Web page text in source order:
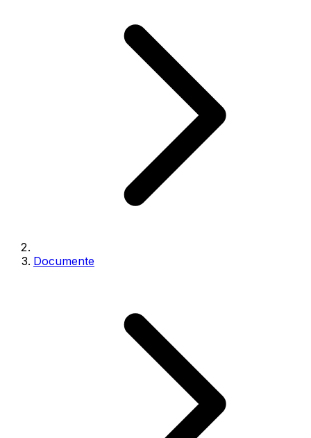
Documente